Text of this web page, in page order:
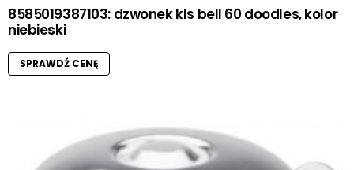
8585019387103: dzwonek kls bell 60 doodles, kolor
niebieski
SPRAWDŹ CENĘ